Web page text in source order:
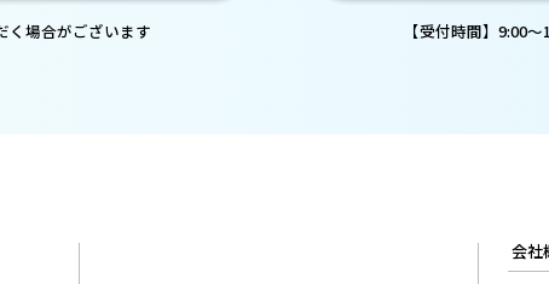
く場合がございます 【受付時間】9:00
会社